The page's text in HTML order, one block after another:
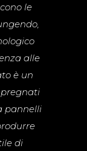
le
alle
è un
pannelli
di